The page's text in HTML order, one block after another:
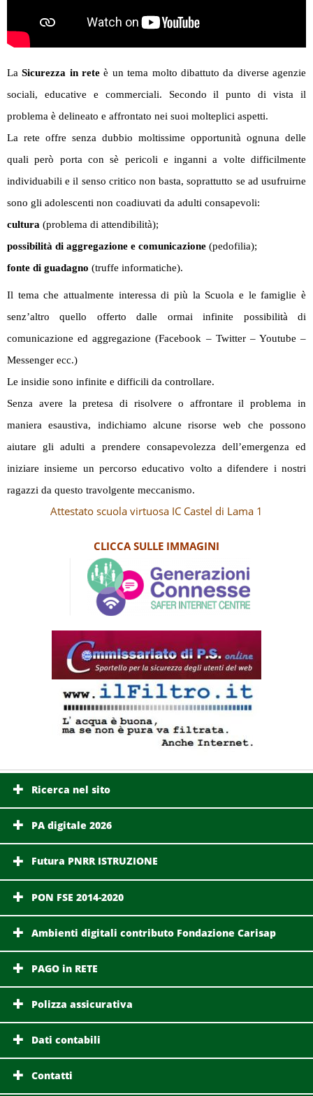
LaSicurezza in rete è un tema molto dibattuto da diverse agenzie
sociali, educative e commerciali.
Secondo il punto di vista il
problema è delineato e affrontato nei suoi molteplici aspetti.
La rete offre senza dubbio moltissime opportunità ognuna delle
quali però porta con sè pericoli e inganni a volte difficilmente
individuabili e il senso critico non basta, soprattutto se ad usufruirne
sono gli adolescenti non coadiuvati da adulti consapevoli:
cultura (problema di attendibilità);
possibilità di aggregazione e comunicazione (pedofilia);
fonte di guadagno (truffe informatiche).
Il tema che attualmente interessa di più la Scuola e le famiglie è
senz’altro quello offerto dalle ormai infinite possibilità di
comunicazione ed aggregazione (Facebook – Twitter – Youtube –
Messenger ecc.)
Le insidie sono infinite e difficili da controllare.
Senza avere la pretesa di risolvere o affrontare il problema in
maniera esaustiva, indichiamo alcune risorse web che possono
aiutare gli adulti a prendere consapevolezza dell’emergenza ed
iniziare insieme un percorso educativo volto a difendere i nostri
ragazzi da questo travolgente meccanismo.
Attestato scuola virtuosa IC Castel di Lama 1
CLICCA SULLE IMMAGINI
Ricerca nel sito
PA digitale 2026
Futura PNRR ISTRUZIONE
PON FSE 2014-2020
Ambienti digitali contributo Fondazione Carisap
PAGO in RETE
Polizza assicurativa
Dati contabili
Contatti